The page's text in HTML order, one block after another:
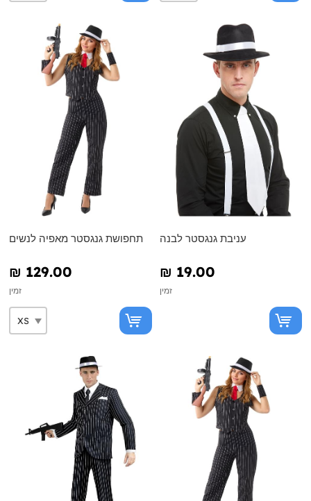
תחפושת גנגסטר מאפיה לנשים
₪‎ 129.00
זמין
עניבת גנגסטר לבנה
₪‎ 19.00
זמין